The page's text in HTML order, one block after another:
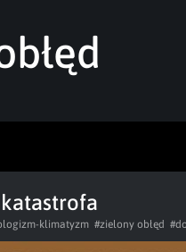
klimatyzm #zielony obłęd